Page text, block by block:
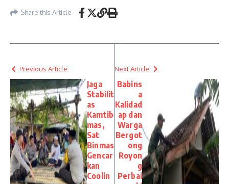
Share this Article
Previous Article
Jaga
Stabilit
as
Kamtib
mas,
Sat
Binmas
Gencar
kan
Coolin
Next Article
Babins
a
Kalidad
ap dan
Warga
Bergot
ong
Royon
g
Perbai